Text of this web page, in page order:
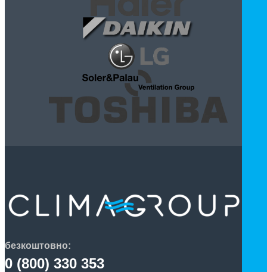
безкоштовно:
0 (800) 330 353